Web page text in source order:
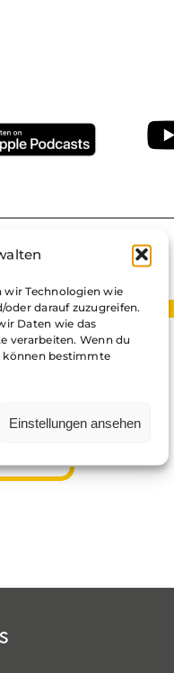
wir Technologien wie
darauf zuzugreifen.
Daten wie das
verarbeiten. Wenn du
können bestimmte
Einstellungen ansehen